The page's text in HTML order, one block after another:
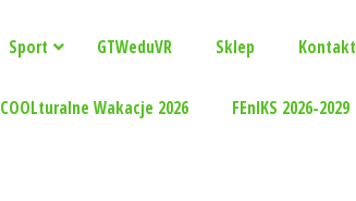
Sport GTWeduVR Sklep Kontakt
COOLturalne Wakacje 2026 FEnIKS 2026-2029